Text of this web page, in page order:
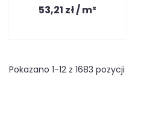
53,21 zł / m²
Pokazano 1-12 z 1683 pozycji